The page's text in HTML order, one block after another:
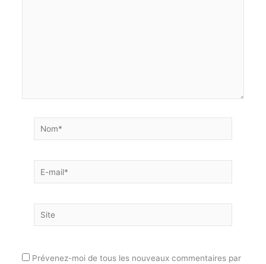
Nom*
E-
mail*
Site
Prévenez-moi de tous les nouveaux commentaires par